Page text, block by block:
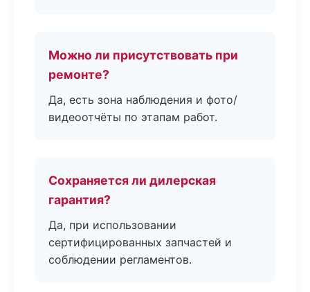
Можно ли присутствовать при
ремонте?
Да, есть зона наблюдения и фото/
видеоотчёты по этапам работ.
Сохраняется ли дилерская
гарантия?
Да, при использовании
сертифицированных запчастей и
соблюдении регламентов.